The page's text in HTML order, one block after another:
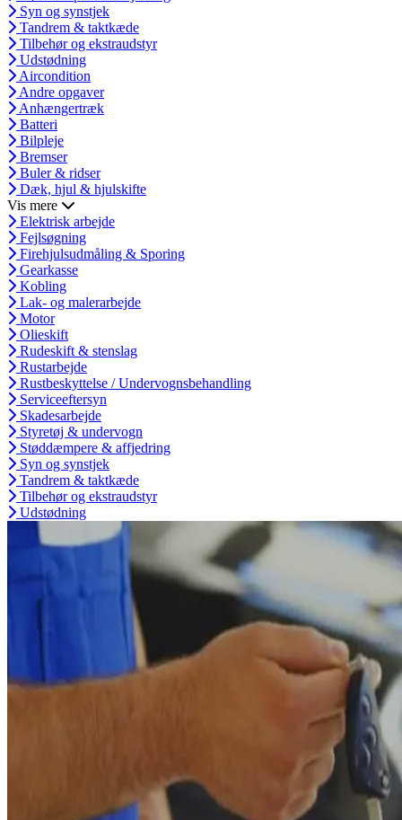
Syn og synstjek
Tandrem & taktkæde
Tilbehør og ekstraudstyr
Udstødning
Aircondition
Andre opgaver
Anhængertræk
Batteri
Bilpleje
Bremser
Buler & ridser
Dæk, hjul & hjulskifte
Vis mere
Elektrisk arbejde
Fejlsøgning
Firehjulsudmåling & Sporing
Gearkasse
Kobling
Lak- og malerarbejde
Motor
Olieskift
Rudeskift & stenslag
Rustarbejde
Rustbeskyttelse / Undervognsbehandling
Serviceeftersyn
Skadesarbejde
Styretøj & undervogn
Støddæmpere & affjedring
Syn og synstjek
Tandrem & taktkæde
Tilbehør og ekstraudstyr
Udstødning